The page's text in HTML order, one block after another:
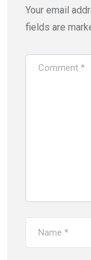
Your email
fields are